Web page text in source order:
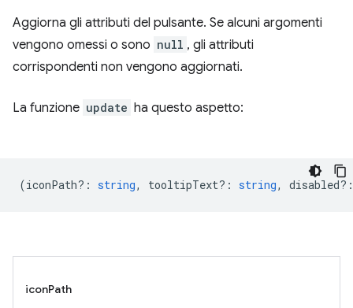
Aggiorna gli attributi del pulsante. Se alcuni argomenti
vengono omessi o sono null , gli attributi
corrispondenti non vengono aggiornati.
La funzione update ha questo aspetto:
(iconPath? : string, tooltipText? : string, disabled? :
iconPath